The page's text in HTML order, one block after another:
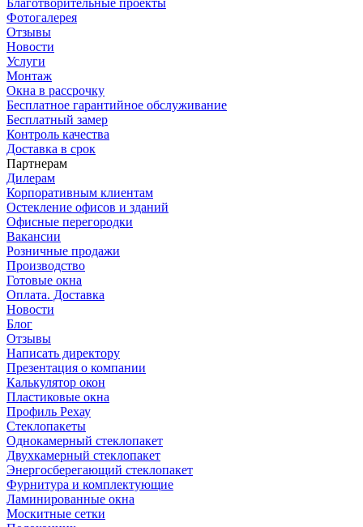
Благотворительные проекты
Фотогалерея
Отзывы
Новости
Услуги
Монтаж
Окна в рассрочку
Бесплатное гарантийное обслуживание
Бесплатный замер
Контроль качества
Доставка в срок
Партнерам
Дилерам
Корпоративным клиентам
Остекление офисов и зданий
Офисные перегородки
Вакансии
Розничные продажи
Производство
Готовые окна
Оплата. Доставка
Новости
Блог
Отзывы
Написать директору
Презентация о компании
Калькулятор окон
Пластиковые окна
Профиль Рехау
Стеклопакеты
Однокамерный стеклопакет
Двухкамерный стеклопакет
Энергосберегающий стеклопакет
Фурнитура и комплектующие
Ламинированные окна
Москитные сетки